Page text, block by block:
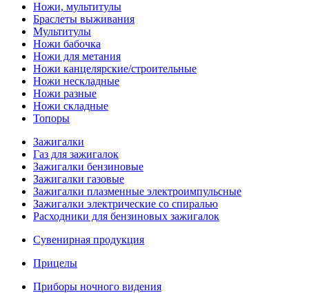
Ножи, мультитулы
Браслеты выживания
Мультитулы
Ножи бабочка
Ножи для метания
Ножи канцелярские/строительные
Ножи нескладные
Ножи разные
Ножи складные
Топоры
Зажигалки
Газ для зажигалок
Зажигалки бензиновые
Зажигалки газовые
Зажигалки плазменные электроимпульсные
Зажигалки электрические со спиралью
Расходники для бензиновых зажигалок
Сувенирная продукция
Прицелы
Приборы ночного видения